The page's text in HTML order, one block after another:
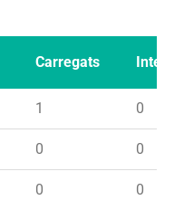
Carregats Intents
1 0
0 0
0 0